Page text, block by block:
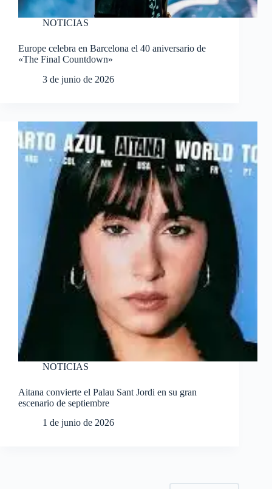
NOTICIAS
Europe celebra en Barcelona el 40 aniversario de
«The Final Countdown»
3 de junio de 2026
NOTICIAS
Aitana convierte el Palau Sant Jordi en su gran
escenario de septiembre
1 de junio de 2026